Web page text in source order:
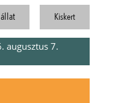
Kiskert
augusztus 7.